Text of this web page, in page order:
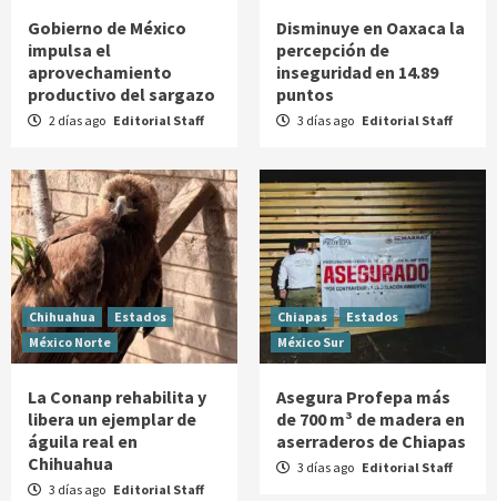
Gobierno de México
impulsa el
aprovechamiento
productivo del sargazo
2 días ago Editorial Staff
Disminuye en Oaxaca la
percepción de
inseguridad en 14.89
puntos
3 días ago Editorial Staff
Chihuahua
Estados
México Norte
La Conanp rehabilita y
libera un ejemplar de
águila real en
Chihuahua
3 días ago Editorial Staff
Chiapas
Estados
México Sur
Asegura Profepa más
de 700 m³ de madera en
aserraderos de Chiapas
3 días ago Editorial Staff